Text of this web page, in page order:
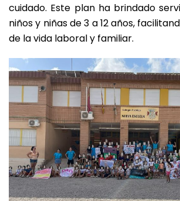
cuidado. Este plan ha brindado
niños y niñas de 3 a 12 años,
de la vida laboral y familiar.